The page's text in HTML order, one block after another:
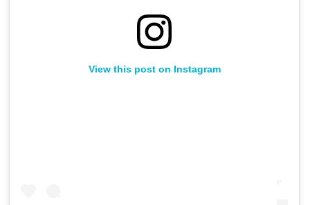
View this post on Instagram